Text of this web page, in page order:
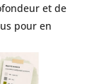
et de
pour en